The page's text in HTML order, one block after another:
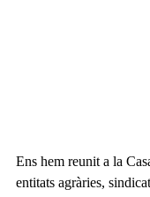
Ens hem reunit a la
entitats agràries,